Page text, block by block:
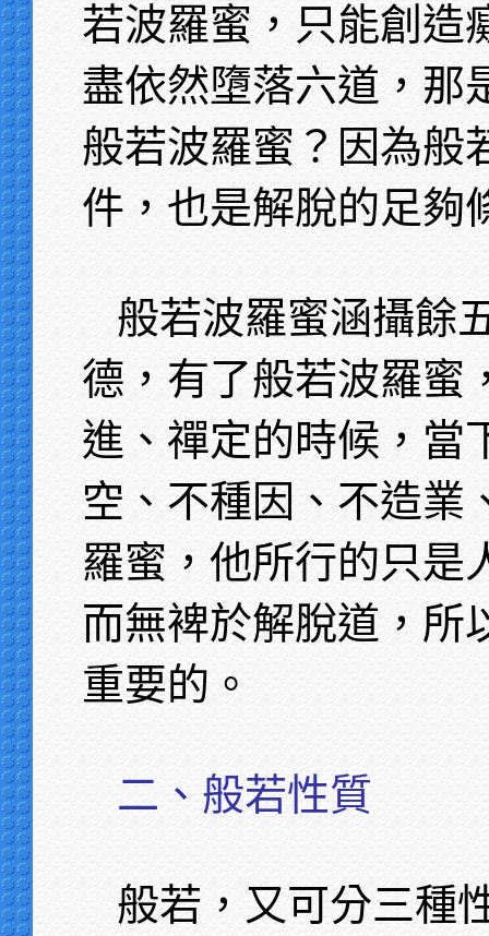
若波羅蜜，只能創造
盡依然墮落六道，那
般若波羅蜜？因為般
件，也是解脫的足夠
般若波羅蜜涵攝餘
德，有了般若波羅蜜
進、禪定的時候，當
空、不種因、不造業
羅蜜，他所行的只是
而無裨於解脫道，所
重要的。
二、般若性質
般若，又可分三種